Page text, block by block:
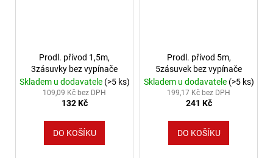
Prodl. přívod 1,5m,
3zásuvky bez vypínače
Skladem u dodavatele (>5 ks)
109,09 Kč bez DPH
132 Kč
DO KOŠÍKU
Prodl. přívod 5m,
5zásuvek bez vypínače
Skladem u dodavatele (>5 ks)
199,17 Kč bez DPH
241 Kč
DO KOŠÍKU